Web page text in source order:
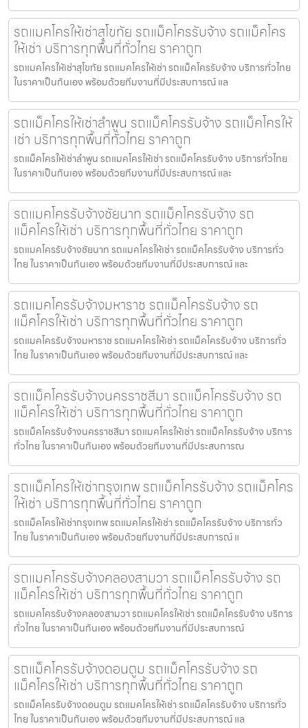
รถแมคโครให้เช่าสุโขทัย รถแม็คโครรับจ้าง รถแม็คโคร
ให้เช่า บริการทุกพื้นที่ทั่วไทย ราคาถูก
รถแมคโครให้เช่าสุโขทัย รถแมคโครให้เช่า รถแม็คโครรับจ้าง บริการทั่วไทย
ในราคาเป็นกันเอง พร้อมด้วยทีมงานที่มีประสบการณ์ แล
รถแม็คโครให้เช่าลำพูน รถแม็คโครรับจ้าง รถแม็คโครให้
เช่า บริการทุกพื้นที่ทั่วไทย ราคาถูก
รถแม็คโครให้เช่าลำพูน รถแมคโครให้เช่า รถแม็คโครรับจ้าง บริการทั่วไทย
ในราคาเป็นกันเอง พร้อมด้วยทีมงานที่มีประสบการณ์ และ
รถแมคโครรับจ้างชัยนาท รถแม็คโครรับจ้าง รถ
แม็คโครให้เช่า บริการทุกพื้นที่ทั่วไทย ราคาถูก
รถแมคโครรับจ้างชัยนาท รถแมคโครให้เช่า รถแม็คโครรับจ้าง บริการทั่ว
ไทย ในราคาเป็นกันเอง พร้อมด้วยทีมงานที่มีประสบการณ์ และ
รถแมคโครรับจ้างมหาราช รถแม็คโครรับจ้าง รถ
แม็คโครให้เช่า บริการทุกพื้นที่ทั่วไทย ราคาถูก
รถแมคโครรับจ้างมหาราช รถแมคโครให้เช่า รถแม็คโครรับจ้าง บริการทั่ว
ไทย ในราคาเป็นกันเอง พร้อมด้วยทีมงานที่มีประสบการณ์ และ
รถแม็คโครรับจ้างนครราชสีมา รถแม็คโครรับจ้าง รถ
แม็คโครให้เช่า บริการทุกพื้นที่ทั่วไทย ราคาถูก
รถแม็คโครรับจ้างนครราชสีมา รถแมคโครให้เช่า รถแม็คโครรับจ้าง บริการ
ทั่วไทย ในราคาเป็นกันเอง พร้อมด้วยทีมงานที่มีประสบการณ
รถแม็คโครให้เช่ากรุงเทพ รถแม็คโครรับจ้าง รถแม็คโคร
ให้เช่า บริการทุกพื้นที่ทั่วไทย ราคาถูก
รถแม็คโครให้เช่ากรุงเทพ รถแมคโครให้เช่า รถแม็คโครรับจ้าง บริการทั่ว
ไทย ในราคาเป็นกันเอง พร้อมด้วยทีมงานที่มีประสบการณ์ แ
รถแมคโครรับจ้างคลองสามวา รถแม็คโครรับจ้าง รถ
แม็คโครให้เช่า บริการทุกพื้นที่ทั่วไทย ราคาถูก
รถแมคโครรับจ้างคลองสามวา รถแมคโครให้เช่า รถแม็คโครรับจ้าง บริการ
ทั่วไทย ในราคาเป็นกันเอง พร้อมด้วยทีมงานที่มีประสบการณ์
รถแม็คโครรับจ้างดอนตูม รถแม็คโครรับจ้าง รถ
แม็คโครให้เช่า บริการทุกพื้นที่ทั่วไทย ราคาถูก
รถแม็คโครรับจ้างดอนตูม รถแมคโครให้เช่า รถแม็คโครรับจ้าง บริการทั่ว
ไทย ในราคาเป็นกันเอง พร้อมด้วยทีมงานที่มีประสบการณ์ แล